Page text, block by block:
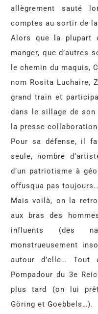
allègrement sauté
comptes au sortir de
Alors que la plupart
manger, que d’autres
le chemin du maquis,
nom Rosita Luchaire,
grand train et
dans le sillage de son
la presse
Pour sa défense, il
seule, nombre
d’un patriotisme à
offusqua pas toujours…
Mais voilà, on la
aux bras des
influents (des
monstrueusement
autour d’elle… Tout
Pompadour du 3e
plus tard (on lui
Göring et Goebbels…).